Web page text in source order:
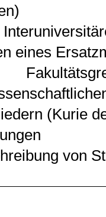
eines
(Kurie
von